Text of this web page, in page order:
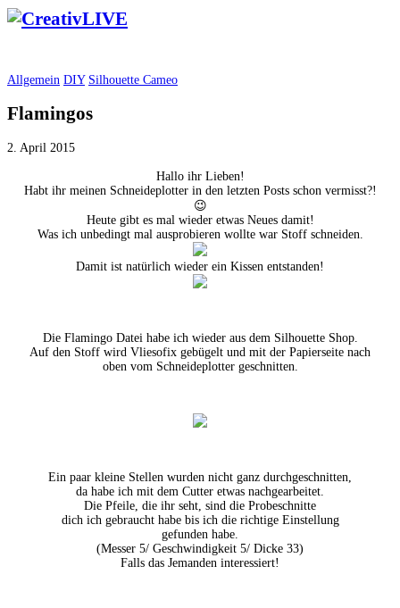
Allgemein DIY Silhouette Cameo
Flamingos
2. April 2015
Hallo ihr Lieben!
Habt ihr meinen Schneideplotter in den letzten Posts schon vermisst?!
😉
Heute gibt es mal wieder etwas Neues damit!
Was ich unbedingt mal ausprobieren wollte war Stoff schneiden.
Damit ist natürlich wieder ein Kissen entstanden!
Die Flamingo Datei habe ich wieder aus dem Silhouette Shop.
Auf den Stoff wird Vliesofix gebügelt und mit der Papierseite nach
oben vom Schneideplotter geschnitten.
Ein paar kleine Stellen wurden nicht ganz durchgeschnitten,
da habe ich mit dem Cutter etwas nachgearbeitet.
Die Pfeile, die ihr seht, sind die Probeschnitte
dich ich gebraucht habe bis ich die richtige Einstellung
gefunden habe.
(Messer 5/ Geschwindigkeit 5/ Dicke 33)
Falls das Jemanden interessiert!